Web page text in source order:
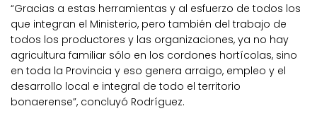
“Gracias a estas herramientas y al esfuerzo de todos los
que integran el Ministerio, pero también del trabajo de
todos los productores y las organizaciones, ya no hay
agricultura familiar sólo en los cordones hortícolas, sino
en toda la Provincia y eso genera arraigo, empleo y el
desarrollo local e integral de todo el territorio
bonaerense”, concluyó Rodríguez.